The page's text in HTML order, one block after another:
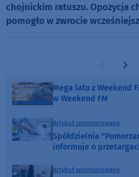
chojnickim ratuszu. Opozycja
pomogło w zwrocie
Mega lato z Weekend
w Weekend FM
Artykuł sponsorowany
Spółdzielnia
informuje o
Artykuł sponsorowany